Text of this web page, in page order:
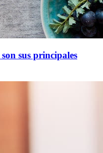
sus principales